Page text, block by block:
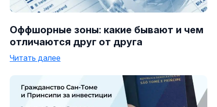
Оффшорные зоны: какие бывают и чем
отличаются друг от друга
Читать далее